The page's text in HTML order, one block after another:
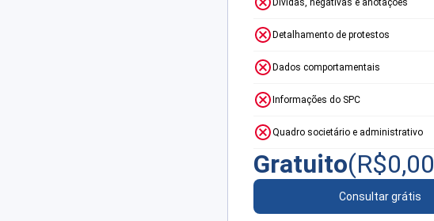
Detalhamento de protestos
Dados comportamentais
Informações do SPC
Quadro societário e administrativo
Gratuito(R$0,00
Consultar grátis